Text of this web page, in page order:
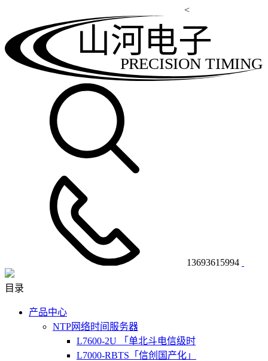
<
PRECISION TIMING
山河电子
13693615994
目录
产品中心
NTP网络时间服务器
L7600-2U 「单北斗电信级时
L7000-RBTS「信创国产化」